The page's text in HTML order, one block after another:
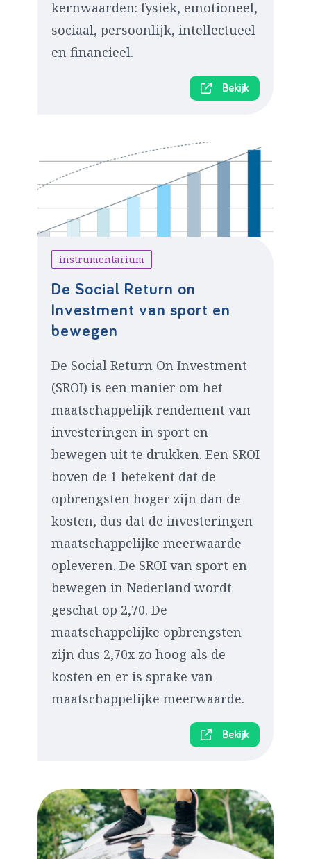
kernwaarden: fysiek, emotioneel,
sociaal, persoonlijk, intellectueel
en financieel.
Bekijk
instrumentarium
De Social Return on
Investment van sport en
bewegen
De Social Return On Investment
(SROI) is een manier om het
maatschappelijk rendement van
investeringen in sport en
bewegen uit te drukken. Een SROI
boven de 1 betekent dat de
opbrengsten hoger zijn dan de
kosten, dus dat de investeringen
maatschappelijke meerwaarde
opleveren. De SROI van sport en
bewegen in Nederland wordt
geschat op 2,70. De
maatschappelijke opbrengsten
zijn dus 2,70x zo hoog als de
kosten en er is sprake van
maatschappelijke meerwaarde.
Bekijk